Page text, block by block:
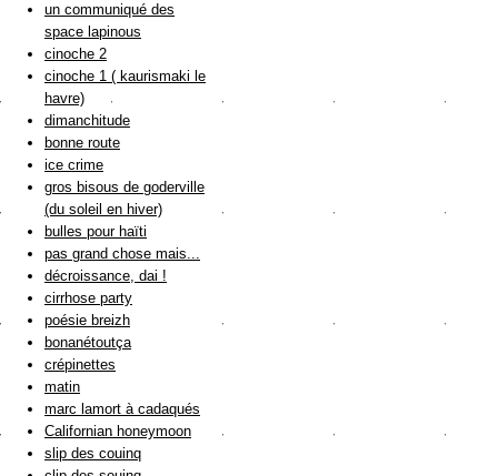
un communiqué des
space lapinous
cinoche 2
cinoche 1 ( kaurismaki le
havre)
dimanchitude
bonne route
ice crime
gros bisous de goderville
(du soleil en hiver)
bulles pour haïti
pas grand chose mais...
décroissance, dai !
cirrhose party
poésie breizh
bonanétoutça
crépinettes
matin
marc lamort à cadaqués
Californian honeymoon
slip des couinq